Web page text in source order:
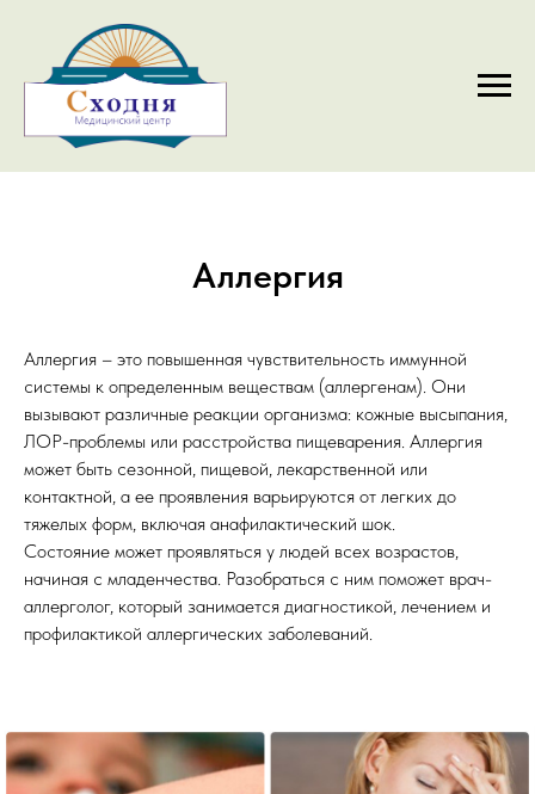
Аллергия
Аллергия – это повышенная чувствительность иммунной
системы к определенным веществам (аллергенам). Они
вызывают различные реакции организма: кожные высыпания,
ЛОР-проблемы или расстройства пищеварения. Аллергия
может быть сезонной, пищевой, лекарственной или
контактной, а ее проявления варьируются от легких до
тяжелых форм, включая анафилактический шок.
Состояние может проявляться у людей всех возрастов,
начиная с младенчества. Разобраться с ним поможет врач-
аллерголог, который занимается диагностикой, лечением и
профилактикой аллергических заболеваний.